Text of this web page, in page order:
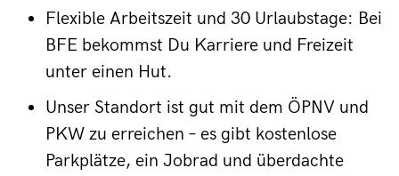
Flexible Arbeitszeit und 30 Urlaubstage: Bei
BFE bekommst Du Karriere und Freizeit
unter einen Hut.
Unser Standort ist gut mit dem ÖPNV und
PKW zu erreichen – es gibt kostenlose
Parkplätze, ein Jobrad und überdachte